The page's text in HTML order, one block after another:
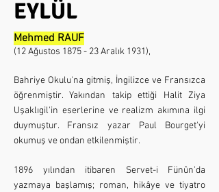
EYLÜL
Mehmed RAUF
(12 Ağustos 1875- 23 Aralık 1931),
Bahriye Okulu'na gitmiş, İngilizce ve Fransızca
öğrenmiştir. Yakından takip ettiği Halit Ziya
Uşaklıgil'in eserlerine ve realizm akımına ilgi
duymuştur. Fransız yazar Paul Bourget'yi
okumuş ve ondan etkilenmiştir.
1896 yılından itibaren Servet-i Fünûn'da
yazmaya başlamış; roman, hikâye ve tiyatro